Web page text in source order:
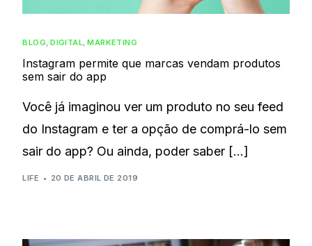
BLOG,DIGITAL,MARKETING
Instagram permite que marcas vendam produtos
sem sair do app
Você já imaginou ver um produto no seu feed
do Instagram e ter a opção de comprá-lo sem
sair do app? Ou ainda, poder saber […]
LIFE 20 DE ABRIL DE 2019